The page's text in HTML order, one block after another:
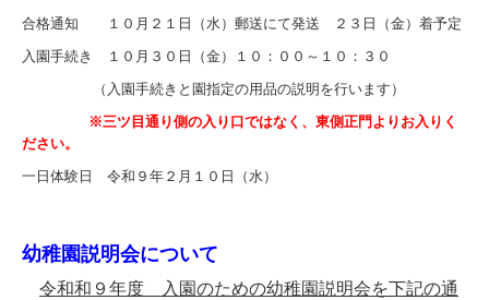
保護者の声
合格通知 １０月２１日（水）郵送にて発送 ２３日（金）着予定
入園手続き １０月３０日（金）１０：００～１０：３０
（入園手続きと園指定の用品の説明を行います）
※三ツ目通り側の入り口ではなく、東側正門よりお入りく
ださい。
一日体験日 令和９年２月１０日（水）
幼稚園説明会について
令和和９年度 入園のための幼稚園説明会を下記の通